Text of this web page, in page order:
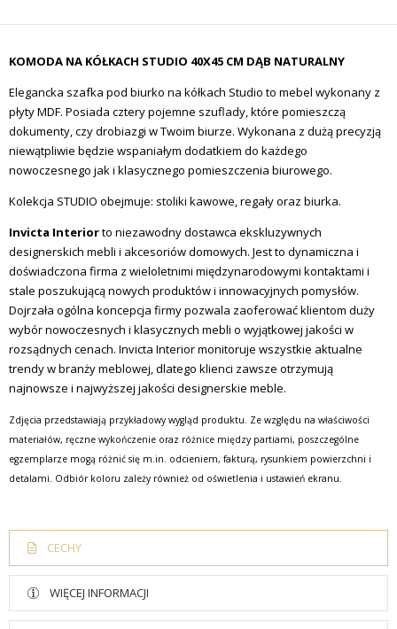
KOMODA NA KÓŁKACH STUDIO 40X45 CM DĄB NATURALNY
Elegancka szafka pod biurko na kółkach Studio to mebel wykonany z
płyty MDF. Posiada cztery pojemne szuflady, które pomieszczą
dokumenty, czy drobiazgi w Twoim biurze. Wykonana z dużą precyzją
niewątpliwie będzie wspaniałym dodatkiem do każdego
nowoczesnego jak i klasycznego pomieszczenia biurowego.
Kolekcja STUDIO obejmuje: stoliki kawowe, regały oraz biurka.
Invicta Interiorto niezawodny dostawca ekskluzywnych
designerskich mebli i akcesoriów domowych. Jest to dynamiczna i
doświadczona firma z wieloletnimi międzynarodowymi kontaktami i
stale poszukującą nowych produktów i innowacyjnych pomysłów.
Dojrzała ogólna koncepcja firmy pozwala zaoferować klientom duży
wybór nowoczesnych i klasycznych mebli o wyjątkowej jakości w
rozsądnych cenach. Invicta Interior monitoruje wszystkie aktualne
trendy w branży meblowej, dlatego klienci zawsze otrzymują
najnowsze i najwyższej jakości designerskie meble.
Zdjęcia przedstawiają przykładowy wygląd produktu. Ze względu na właściwości
materiałów, ręczne wykończenie oraz różnice między partiami, poszczególne
egzemplarze mogą różnić się m.in. odcieniem, fakturą, rysunkiem powierzchni i
detalami. Odbiór koloru zależy również od oświetlenia i ustawień ekranu.
CECHY
WIĘCEJ INFORMACJI